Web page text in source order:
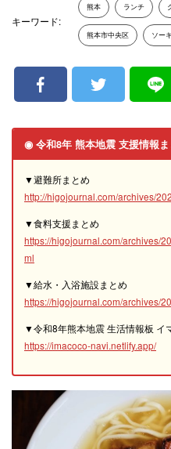
キーワード:
熊本 ランチ
熊本市中央区 ソー
◉ 令和8年 熊本地震 支援情報
▼避難所まとめ
http://higojournal.com/archives/
▼食料支援まとめ
https://higojournal.com/archives/
ml
▼給水・入浴施設まとめ
https://higojournal.com/archives/
▼令和8年熊本地震 生活情報板 イ
https://imacoco-navi.netlify.app/